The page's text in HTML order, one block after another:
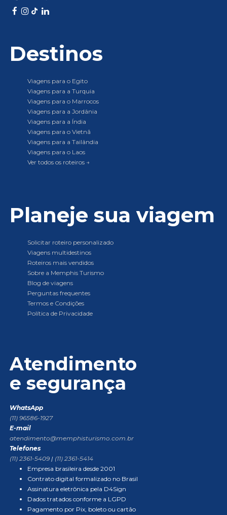
Destinos
Viagens para o Egito
Viagens para a Turquia
Viagens para o Marrocos
Viagens para a Jordânia
Viagens para a Índia
Viagens para o Vietnã
Viagens para a Tailândia
Viagens para o Laos
Ver todos os roteiros →
Planeje sua viagem
Solicitar roteiro personalizado
Viagens multidestinos
Roteiros mais vendidos
Sobre a Memphis Turismo
Blog de viagens
Perguntas frequentes
Termos e Condições
Política de Privacidade
Atendimento
e segurança
WhatsApp
(11) 96586-1927
E-mail
atendimento@memphisturismo.com.br
Telefones
(11) 2361-5409 | (11) 2361-5414
Empresa brasileira desde 2001
Contrato digital formalizado no Brasil
Assinatura eletrônica pela D4Sign
Dados tratados conforme a LGPD
Pagamento por Pix, boleto ou cartão